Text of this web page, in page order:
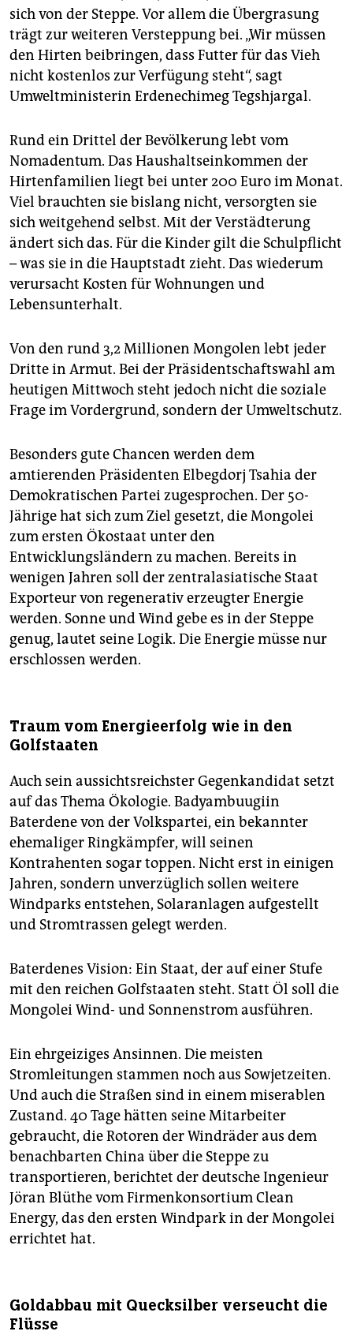
sich von der Steppe. Vor allem die Übergrasung
trägt zur weiteren Versteppung bei. „Wir müssen
den Hirten beibringen, dass Futter für das Vieh
nicht kostenlos zur Verfügung steht“, sagt
Umweltministerin Erdenechimeg Tegshjargal.
Rund ein Drittel der Bevölkerung lebt vom
Nomadentum. Das Haushaltseinkommen der
Hirtenfamilien liegt bei unter 200 Euro im Monat.
Viel brauchten sie bislang nicht, versorgten sie
sich weitgehend selbst. Mit der Verstädterung
ändert sich das. Für die Kinder gilt die Schulpflicht
– was sie in die Hauptstadt zieht. Das wiederum
verursacht Kosten für Wohnungen und
Lebensunterhalt.
Von den rund 3,2 Millionen Mongolen lebt jeder
Dritte in Armut. Bei der Präsidentschaftswahl am
heutigen Mittwoch steht jedoch nicht die soziale
Frage im Vordergrund, sondern der Umweltschutz.
Besonders gute Chancen werden dem
amtierenden Präsidenten Elbegdorj Tsahia der
Demokratischen Partei zugesprochen. Der 50-
Jährige hat sich zum Ziel gesetzt, die Mongolei
zum ersten Ökostaat unter den
Entwicklungsländern zu machen. Bereits in
wenigen Jahren soll der zentralasiatische Staat
Exporteur von regenerativ erzeugter Energie
werden. Sonne und Wind gebe es in der Steppe
genug, lautet seine Logik. Die Energie müsse nur
erschlossen werden.
Traum vom Energieerfolg wie in den
Golfstaaten
Auch sein aussichtsreichster Gegenkandidat setzt
auf das Thema Ökologie. Badyambuugiin
Baterdene von der Volkspartei, ein bekannter
ehemaliger Ringkämpfer, will seinen
Kontrahenten sogar toppen. Nicht erst in einigen
Jahren, sondern unverzüglich sollen weitere
Windparks entstehen, Solaranlagen aufgestellt
und Stromtrassen gelegt werden.
Baterdenes Vision: Ein Staat, der auf einer Stufe
mit den reichen Golfstaaten steht. Statt Öl soll die
Mongolei Wind- und Sonnenstrom ausführen.
Ein ehrgeiziges Ansinnen. Die meisten
Stromleitungen stammen noch aus Sowjetzeiten.
Und auch die Straßen sind in einem miserablen
Zustand. 40 Tage hätten seine Mitarbeiter
gebraucht, die Rotoren der Windräder aus dem
benachbarten China über die Steppe zu
transportieren, berichtet der deutsche Ingenieur
Jöran Blüthe vom Firmenkonsortium Clean
Energy, das den ersten Windpark in der Mongolei
errichtet hat.
Goldabbau mit Quecksilber verseucht die
Flüsse